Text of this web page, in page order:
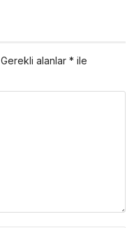
Gerekli alanlar * ile